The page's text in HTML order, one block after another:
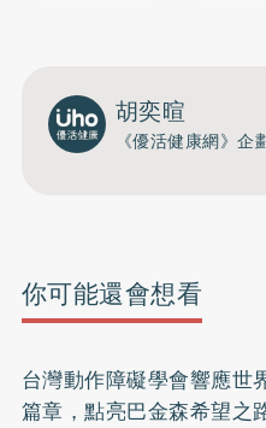
胡奕暄
《優活健康網》企
你可能還會想看
台灣動作障礙學會響應世
篇章，點亮巴金森希望之